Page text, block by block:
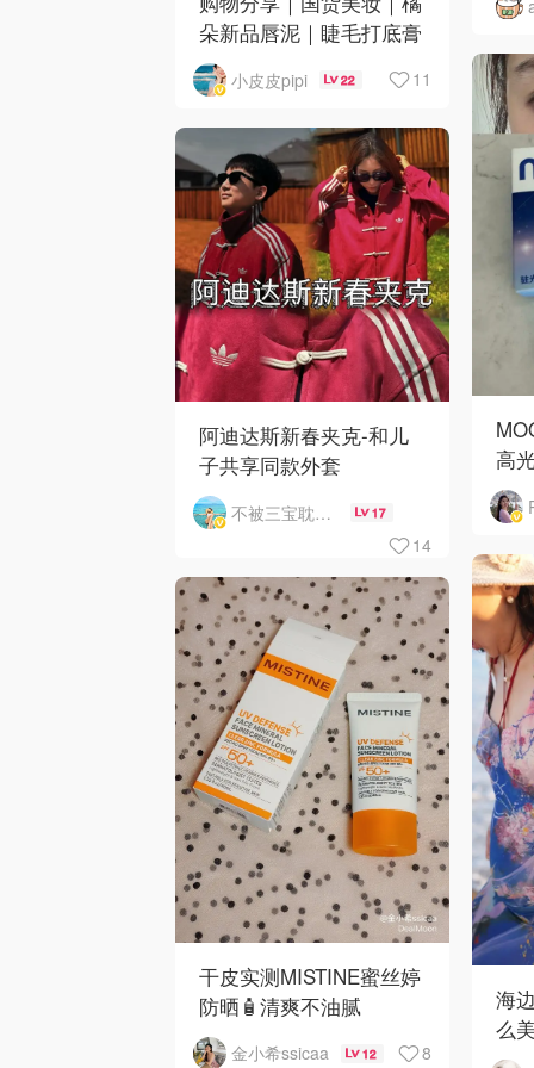
朵新品唇泥｜睫毛打底膏
｜日韩小物｜眼线笔｜美
甲DIY💅
小皮皮pipi 22 11
高
阿迪达斯新春夹克-和儿
子共享同款外套
不被三宝耽误的妈 17
14
海
么
干皮实测MISTINE蜜丝婷
防晒🧴清爽不油腻
金小希ssicaa 12 8